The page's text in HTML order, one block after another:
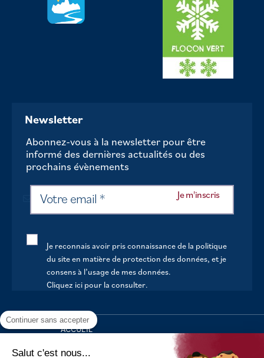
Newsletter
Abonnez-vous à la newsletter pour être
informé des dernières actualités ou des
prochains évènements
Je reconnais avoir pris connaissance de la politique
du site en matière de protection des données, et je
consens à l’usage de mes données.
Cliquez ici pour la consulter.
ACCUEIL
VOTRE MAIRIE
Continuer sans accepter
Salut c'est nous...